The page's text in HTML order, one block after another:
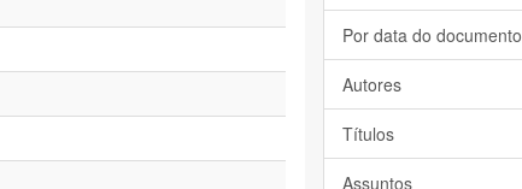
Por data do documento
Autores
Títulos
Assuntos